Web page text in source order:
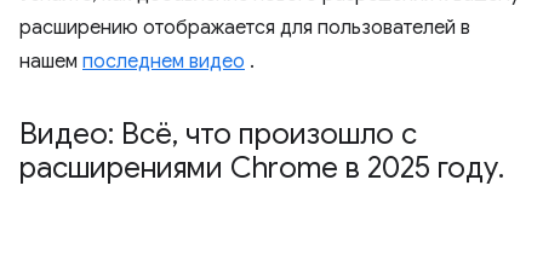
расширению отображается для пользователей в
нашем последнем видео .
Видео: Всё, что произошло с
расширениями Chrome в 2025 году.